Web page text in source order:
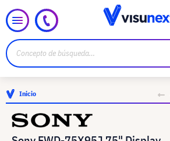
Inicio